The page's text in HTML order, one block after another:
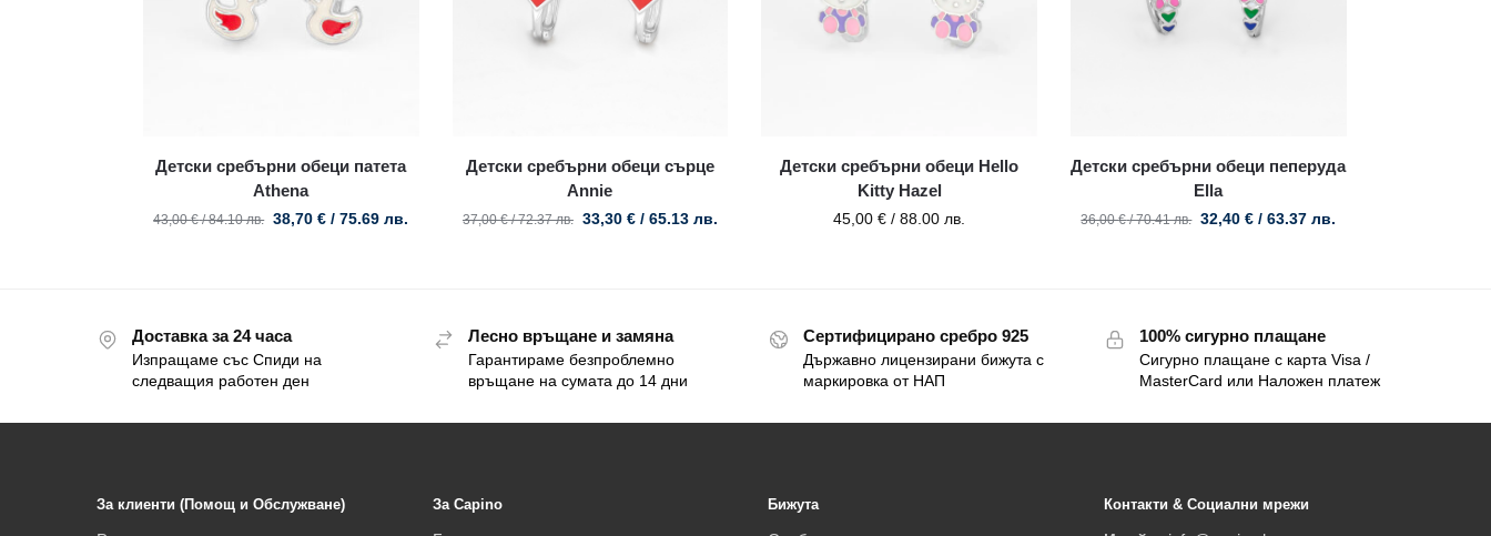
Детски сребърни обеци патета
Athena
43,00€ / 84.10 лв. 38,70€ / 75.69 лв.
Детски сребърни обеци сърце
Annie
37,00€ / 72.37 лв. 33,30 € / 65.13 лв.
Детски сребърни обеци Hello
Kitty Hazel
45,00€ / 88.00 лв.
Детски сребърни обеци пеперуда
Ella
36,00€ / 70.41 лв. 32,40€ / 63.37 лв.
Доставка за 24 часа
Изпращаме със Спиди на
следващия работен ден
Лесно връщане и замяна
Гарантираме безпроблемно
връщане на сумата до 14 дни
Сертифицирано сребро 925
Държавно лицензирани бижута с
маркировка от НАП
100% сигурно плащане
Сигурно плащане с карта Visa /
MasterCard или Наложен платеж
За клиенти (Помощ и Обслужване) За Capino Бижута Контакти & Социални мрежи